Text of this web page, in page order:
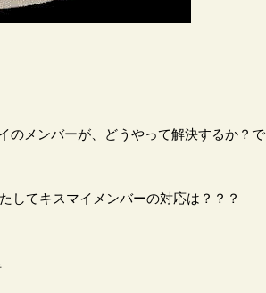
のメンバーが、どうやって解決するか？で
してキスマイメンバーの対応は？？？